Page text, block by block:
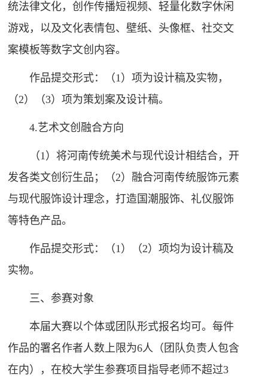
统法律文化，创作传播短视频、轻量化数字休闲
游戏，以及文化表情包、壁纸、头像框、社交文
案模板等数字文创内容。
作品提交形式：（1）项为设计稿及实物，
（2）（3）项为策划案及设计稿。
4.艺术文创融合方向
（1）将河南传统美术与现代设计相结合，开
发各类文创衍生品；（2）融合河南传统服饰元素
与现代服饰设计理念，打造国潮服饰、礼仪服饰
等特色产品。
作品提交形式：（1）（2）项均为设计稿及
实物。
三、参赛对象
本届大赛以个体或团队形式报名均可。每件
作品的署名作者人数上限为6人（团队负责人包含
在内），在校大学生参赛项目指导老师不超过3